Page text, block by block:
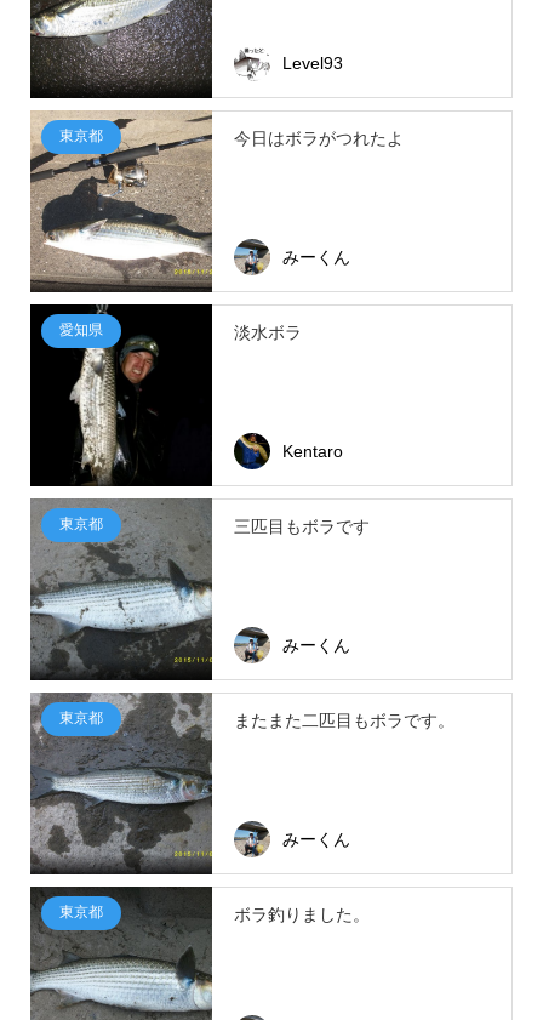
Level93
東京都 今日はボラがつれたよ
みーくん
愛知県 淡水ボラ
Kentaro
東京都 三匹目もボラです
みーくん
東京都 またまた二匹目もボラです。
みーくん
東京都 ボラ釣りました。